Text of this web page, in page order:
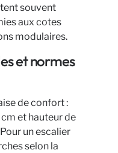
souvent
aux cotes
modulaires.
et normes
de confort :
et hauteur de
un escalier
selon la